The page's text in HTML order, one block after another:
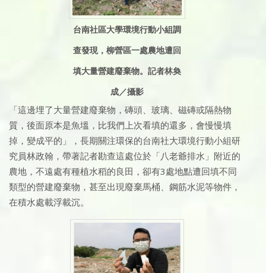
台南社區大學環境行動小組調
查發現，柳營區一處農地遭回
填大量營建廢棄物。記者林奐
成／攝影
「這邊埋了大量營建廢棄物，磚頭、玻璃、磁磚或隔熱物
質，後面原本是魚塭，比我們上次看填的還多，會慢慢填
掉，變成平的」，長期關注環保的台南社大環境行動小組研
究員林政翰，帶著記者勘查這處位於「八老爺排水」附近的
農地，不遠處有種植水稻的良田，卻有3處地點遭回填不同
類型的營建廢棄物，甚至出現廢棄馬桶、鋼筋水泥等物件，
在積水處載浮載沉。